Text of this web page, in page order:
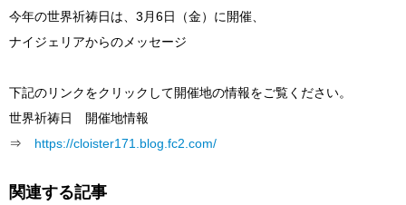
今年の世界祈祷日は、3月6日（金）に開催、
ナイジェリアからのメッセージ
下記のリンクをクリックして開催地の情報をご覧ください。
世界祈祷日 開催地情報
⇒ https://cloister171.blog.fc2.com/
関連する記事